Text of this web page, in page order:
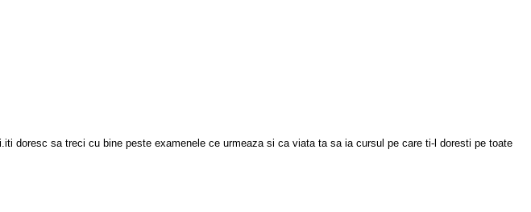
doresc sa treci cu bine peste examenele ce urmeaza si ca viata ta sa ia cursul pe care ti-l doresti pe toate